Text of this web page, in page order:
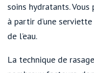
soins hydratants. Vous
à partir d’une
de l’eau.
La technique de